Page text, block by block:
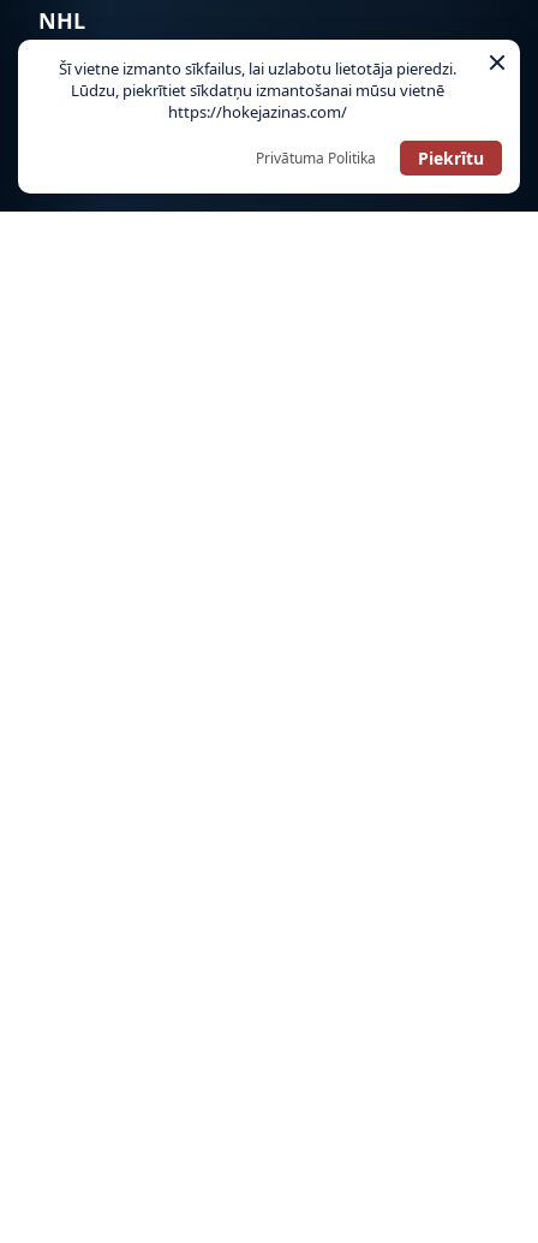
NHL
TIKAI HOKEJAZINAS.COM!
Šī vietne izmanto sīkfailus, lai uzlabotu lietotāja pieredzi.
Lūdzu, piekrītiet sīkdatņu izmantošanai mūsu vietnē
https://hokejazinas.com/
Privātuma Politika Piekrītu